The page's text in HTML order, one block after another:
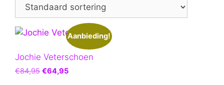
Aanbieding!
Jochie Veterschoen
€84,95 Oorspronkelijke
€64,95Huidige